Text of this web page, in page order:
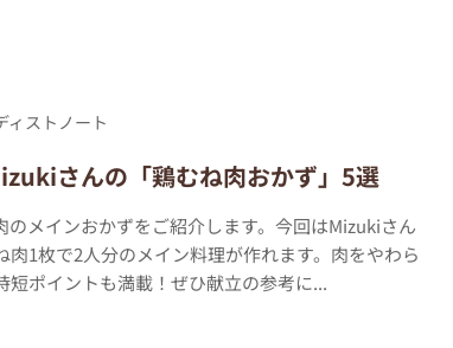
ィストノート
さんの「鶏むね肉おかず」5選
のメインおかずをご紹介します。今回はMizukiさん
肉1枚で2人分のメイン料理が作れます。肉をやわら
短ポイントも満載！ぜひ献立の参考に...